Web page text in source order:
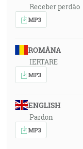
Receber perdão
MP3
ROMÂNA
IERTARE
MP3
ENGLISH
Pardon
MP3